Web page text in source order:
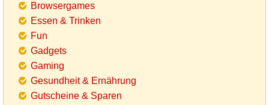
Browsergames
Essen & Trinken
Fun
Gadgets
Gaming
Gesundheit & Ernährung
Gutscheine & Sparen